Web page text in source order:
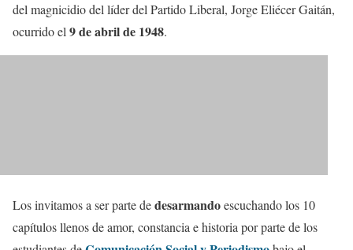
del magnicidio del líder del Partido Liberal, Jorge Eliécer Gaitán,
ocurrido el 9 de abril de 1948.
Los invitamos a ser parte dedesarmandoescuchando los 10
capítulos llenos de amor, constancia e historia por parte de los